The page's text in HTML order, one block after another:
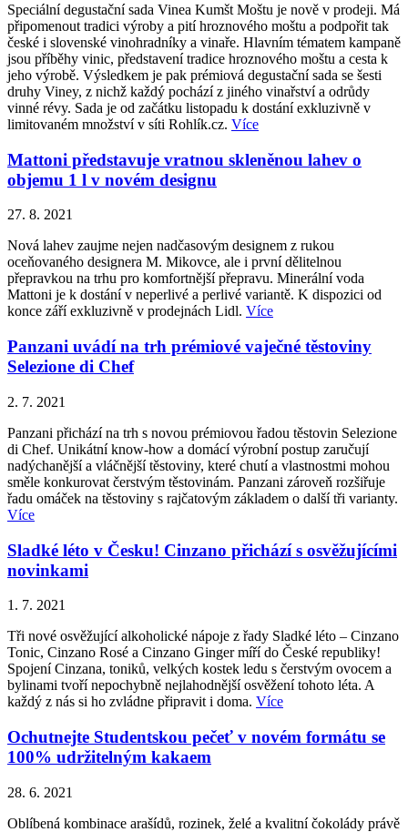
Speciální degustační sada Vinea Kumšt Moštu je nově v prodeji. Má
připomenout tradici výroby a pití hroznového moštu a podpořit tak
české i slovenské vinohradníky a vinaře. Hlavním tématem kampaně
jsou příběhy vinic, představení tradice hroznového moštu a cesta k
jeho výrobě. Výsledkem je pak prémiová degustační sada se šesti
druhy Viney, z nichž každý pochází z jiného vinařství a odrůdy
vinné révy. Sada je od začátku listopadu k dostání exkluzivně v
limitovaném množství v síti Rohlík.cz. Více
Mattoni představuje vratnou skleněnou lahev o
objemu 1 l v novém designu
27. 8. 2021
Nová lahev zaujme nejen nadčasovým designem z rukou
oceňovaného designera M. Mikovce, ale i první dělitelnou
přepravkou na trhu pro komfortnější přepravu. Minerální voda
Mattoni je k dostání v neperlivé a perlivé variantě. K dispozici od
konce září exkluzivně v prodejnách Lidl. Více
Panzani uvádí na trh prémiové vaječné těstoviny
Selezione di Chef
2. 7. 2021
Panzani přichází na trh s novou prémiovou řadou těstovin Selezione
di Chef. Unikátní know-how a domácí výrobní postup zaručují
nadýchanější a vláčnější těstoviny, které chutí a vlastnostmi mohou
směle konkurovat čerstvým těstovinám. Panzani zároveň rozšiřuje
řadu omáček na těstoviny s rajčatovým základem o další tři varianty.
Více
Sladké léto v Česku! Cinzano přichází s osvěžujícími
novinkami
1. 7. 2021
Tři nové osvěžující alkoholické nápoje z řady Sladké léto – Cinzano
Tonic, Cinzano Rosé a Cinzano Ginger míří do České republiky!
Spojení Cinzana, toniků, velkých kostek ledu s čerstvým ovocem a
bylinami tvoří nepochybně nejlahodnější osvěžení tohoto léta. A
každý z nás si ho zvládne připravit i doma. Více
Ochutnejte Studentskou pečeť v novém formátu se
100% udržitelným kakaem
28. 6. 2021
Oblíbená kombinace arašídů, rozinek, želé a kvalitní čokolády právě